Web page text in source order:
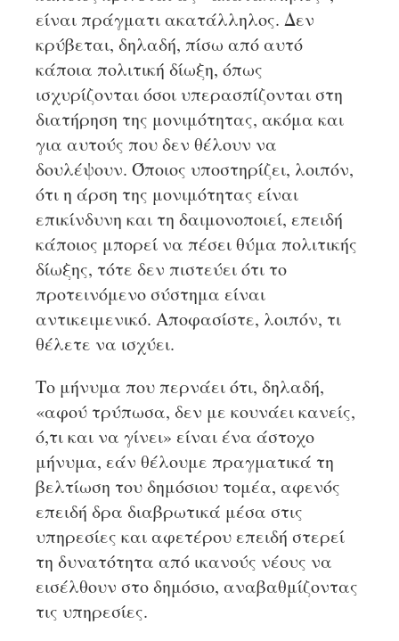
είναι πράγματι ακατάλληλος. Δεν
κρύβεται, δηλαδή, πίσω από αυτό
κάποια πολιτική δίωξη, όπως
ισχυρίζονται όσοι υπερασπίζονται στη
διατήρηση της μονιμότητας, ακόμα και
για αυτούς που δεν θέλουν να
δουλέψουν. Όποιος υποστηρίζει, λοιπόν,
ότι η άρση της μονιμότητας είναι
επικίνδυνη και τη δαιμονοποιεί, επειδή
κάποιος μπορεί να πέσει θύμα πολιτικής
δίωξης, τότε δεν πιστεύει ότι το
προτεινόμενο σύστημα είναι
αντικειμενικό. Αποφασίστε, λοιπόν, τι
θέλετε να ισχύει.
Το μήνυμα που περνάει ότι, δηλαδή,
«αφού τρύπωσα, δεν με κουνάει κανείς,
ό,τι και να γίνει» είναι ένα άστοχο
μήνυμα, εάν θέλουμε πραγματικά τη
βελτίωση του δημόσιου τομέα, αφενός
επειδή δρα διαβρωτικά μέσα στις
υπηρεσίες και αφετέρου επειδή στερεί
τη δυνατότητα από ικανούς νέους να
εισέλθουν στο δημόσιο, αναβαθμίζοντας
τις υπηρεσίες.